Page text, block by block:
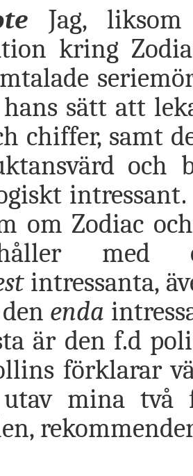
Jag,
kring
sätt att
chiffer, samt
och
om Zodiac
med
intressanta,
enda
är den f.d
förklarar
mina två